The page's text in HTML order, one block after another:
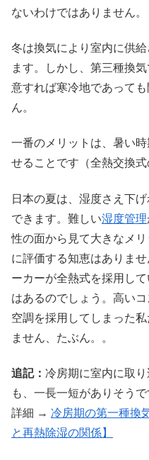
ないわけではありません。
冬は換気により室内に供
ます。しかし、第三種換
意すれば寒冷地であって
ん。
一番のメリットは、暑い
せることです（全熱交換式
日本の夏は、湿度さえ下
できます。難しい湿度管理
性の面から見て大きなメ
に評価する知恵はありま
ーカーが全熱式を採用し
はあるのでしょう。高い
空調を採用してしまった
ません、たぶん。。
追記： 冷房期に室内に取
も、一長一短がありそうで
詳細 → 冷房期の第一種換
と再熱除湿の関係】